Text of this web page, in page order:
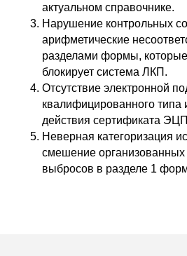
актуальном справочнике.
Нарушение контрольных
арифметические
разделами формы,
блокирует система ЛКП.
Отсутствие электронной
квалифицированного типа
действия сертификата
Неверная категоризация
смешение
выбросов в разделе 1